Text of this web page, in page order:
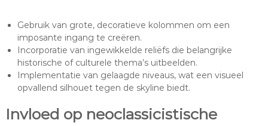
Gebruik van grote, decoratieve kolommen om een
imposante ingang te creëren.
Incorporatie van ingewikkelde reliëfs die belangrijke
historische of culturele thema’s uitbeelden.
Implementatie van gelaagde niveaus, wat een visueel
opvallend silhouet tegen de skyline biedt.
Invloed op neoclassicistische